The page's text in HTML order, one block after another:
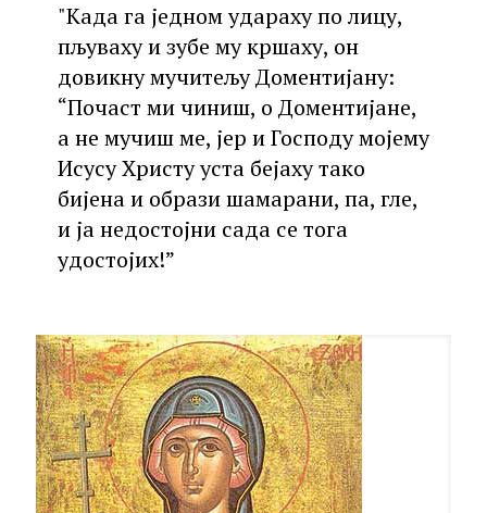
"Када га једном удараху по лицу,
пљуваху и зубе му кршаху, он
довикну мучитељу Доментијану:
“Почаст ми чиниш, о Доментијане,
а не мучиш ме, јер и Господу мојему
Исусу Христу уста бејаху тако
бијена и образи шамарани, па, гле,
и ја недостојни сада се тога
удостојих!”